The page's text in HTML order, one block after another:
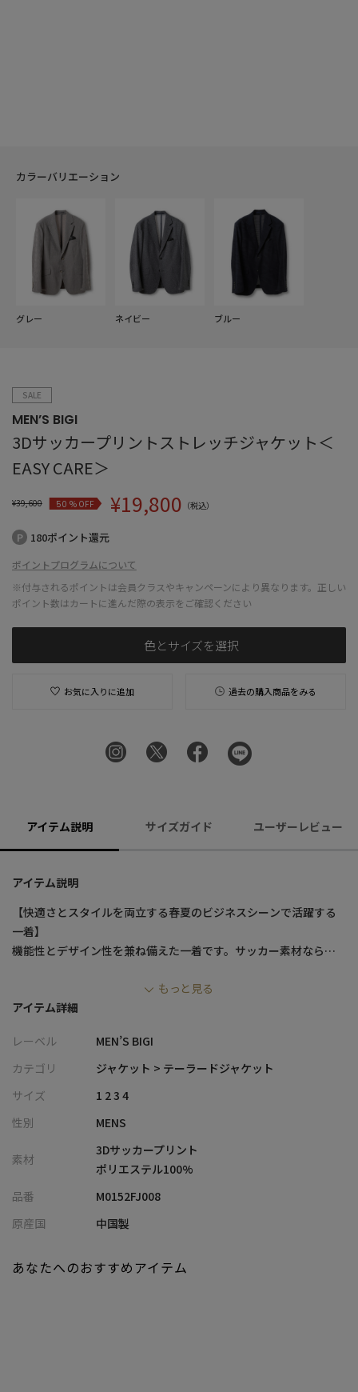
カラーバリエーション
グレー ネイビー ブルー
SALE
MEN’S BIGI
3Dサッカープリントストレッチジャケット＜
EASY CARE＞
¥39,600 50% OFF ¥19,800 （税込）
180ポイント還元
ポイントプログラムについて
※付与されるポイントは会員クラスやキャンペーンにより異なります。正しい
ポイント数はカートに進んだ際の表示をご確認ください
色とサイズを選択
お気に入りに追加 過去の購入商品をみる
アイテム説明 サイズガイド ユーザーレビュー
アイテム説明
【快適さとスタイルを両立する春夏のビジネスシーンで活躍する
一着】
機能性とデザイン性を兼ね備えた一着です。サッカー素材ならで
着用可能。ポリエステル素材を採用することで、軽量かつ速乾性
にも優れ、ストレッチ性を備えているため動きやすさも抜群で
ジ柄、ネイビーのカモフラージュ柄の3種類を展開し、シーンやス
タイルに合わせた選択が可能です。
【素材/デザイン】
ポリエステル100%のサッカー素材を使用し、一般的なサッカー生
地よりも凹凸の激しい3D構造が特徴です。表面に形成された細か
いドットが通気性を高め、肌に触れる面積を減らすことで、涼し
量で速乾性も高いため、長時間の着用でもストレスを感じにくい
仕様です。裏地にはストライプ柄を採用し、さりげないデザイン
あるデザインになっています。
もっと見る
アイテム詳細
レーベル
MEN’S BIGI
カテゴリ
ジャケット > テーラードジャケット
サイズ
1 2 3 4
性別
MENS
素材
3Dサッカープリント
ポリエステル100%
品番
M0152FJ008
原産国
中国製
あなたへのおすすめアイテム